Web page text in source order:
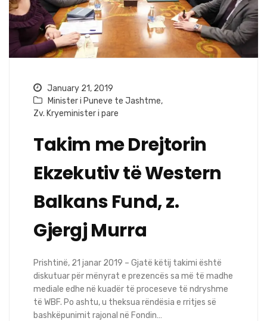
January 21, 2019
Minister i Puneve te Jashtme,
Zv. Kryeminister i pare
Takim me Drejtorin
Ekzekutiv të Western
Balkans Fund, z.
Gjergj Murra
Prishtinë, 21 janar 2019 – Gjatë këtij takimi është
diskutuar për mënyrat e prezencës sa më të madhe
mediale edhe në kuadër të proceseve të ndryshme
të WBF. Po ashtu, u theksua rëndësia e rritjes së
bashkëpunimit rajonal në Fondin…